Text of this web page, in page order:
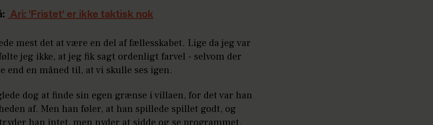
Ari: 'Fristet' er ikke taktisk nok
mest det at være en del af fællesskabet. Lige da jeg var
jeg ikke, at jeg fik sagt ordenligt farvel - selvom der
end en måned til, at vi skulle ses igen.
dog at finde sin egen grænse i villaen, for det var han
af. Men han føler, at han spillede spillet godt, og